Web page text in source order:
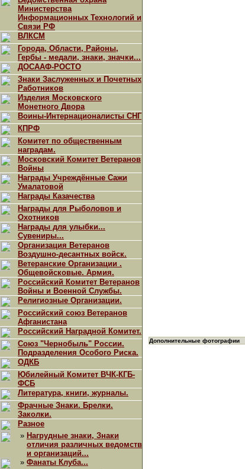
Министерства
Информационных Технологий и
Связи РФ
ВЛКСМ
Города, Области, Районы,
Гербы - медали, знаки, значки...
ДОСААФ-РОСТО
Знаки Заслуженных и Почетных
Работников
Изделия Московского
Монетного Двора
Воины-Интернационалисты СНГ
КПРФ
Комитет по общественным
наградам.
Московский Комитет Ветеранов
Войны
Награды Учреждённые Сажи
Умалатовой
Награды Казачества
Награды для Рыболовов и
Охотников
Награды для улыбки...
Сувениры...
Организация Ветеранов
Воздушно-десантных войск.
Ветеранские Организации .
Общевойсковые. Армия.
Российский Комитет Ветеранов
Войны и Военной Службы.
Религиозные Организации.
Российский союз Ветеранов
Афганистана
Российский Наградной Комитет.
Союз "Чернобыль" России.
Подразделения Особого Риска.
ОДКБ
Юбилейный Комитет ВЧК-КГБ-
ФСБ
Литература, книги, журналы.
Фрачные Знаки. Брелки.
Заколки.
Разное
» Нагрудные знаки, Знаки
отличия различных ведомств
и организаций...
» Фанаты Клуба...
Дополнительные фотографии